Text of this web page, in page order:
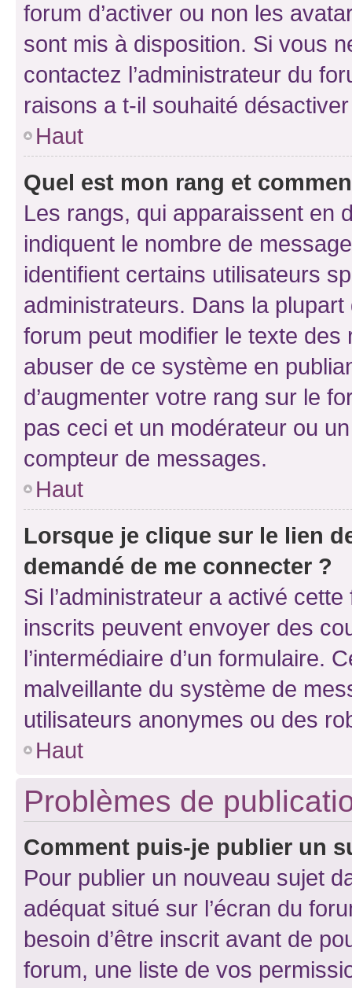
forum d’activer ou non les
sont mis à disposition. Si vous
contactez l’administrateur du
raisons a t-il souhaité
Haut
Quel est mon rang et
Les rangs, qui apparaissent en
indiquent le nombre de
identifient certains utilisateurs
administrateurs. Dans la
forum peut modifier le texte
abuser de ce système en
d’augmenter votre rang sur le
pas ceci et un modérateur ou
compteur de messages.
Haut
Lorsque je clique sur le lien
demandé de me connecter ?
Si l’administrateur a activé
inscrits peuvent envoyer des
l’intermédiaire d’un formulaire.
malveillante du système de
utilisateurs anonymes ou des
Haut
Problèmes de
Comment puis-je publier un
Pour publier un nouveau sujet
adéquat situé sur l’écran du
besoin d’être inscrit avant de
forum, une liste de vos